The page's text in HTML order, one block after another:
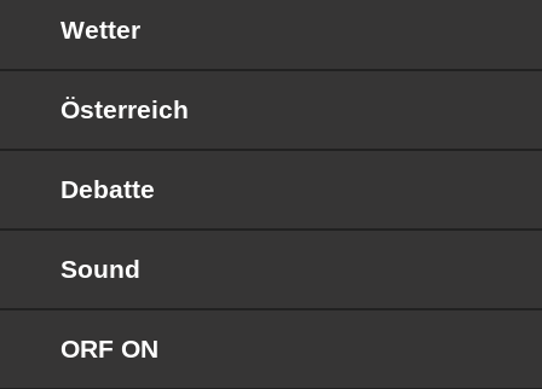
Wetter
Österreich
Debatte
Sound
ORF ON